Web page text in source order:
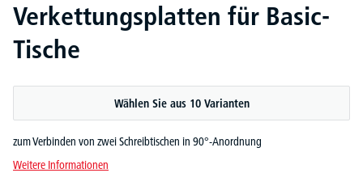
Verkettungsplatten für Basic-
Tische
Wählen Sie aus 10 Varianten
zum Verbinden von zwei Schreibtischen in 90°-Anordnung
Weitere Informationen